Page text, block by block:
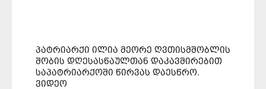
ᲞᲐᲢᲠᲘᲐᲠᲥᲘ ᲘᲚᲘᲐ ᲛᲔᲝᲠᲔ ᲦᲕᲗᲘᲡᲛᲨᲝᲑᲚᲘᲡ
ᲨᲝᲑᲘᲡ ᲓᲦᲔᲡᲐᲡᲬᲐᲣᲚᲗᲐᲜ ᲓᲐᲙᲐᲕᲨᲘᲠᲔᲑᲘᲗ
ᲡᲐᲞᲐᲢᲠᲘᲐᲠᲥᲝᲨᲘ ᲬᲘᲠᲕᲐᲡ ᲓᲐᲔᲡᲬᲠᲝ.
ᲕᲘᲓᲔᲝ